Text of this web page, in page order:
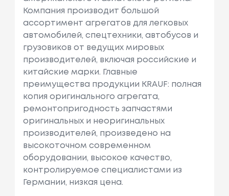
Компания производит большой
ассортимент агрегатов для легковых
автомобилей, спецтехники, автобусов и
грузовиков от ведущих мировых
производителей, включая российские и
китайские марки. Главные
преимущества продукции KRAUF: полная
копия оригинального агрегата,
ремонтопригодность запчастями
оригинальных и неоригинальных
производителей, произведено на
высокоточном современном
оборудовании, высокое качество,
контролируемое специалистами из
Германии, низкая цена.